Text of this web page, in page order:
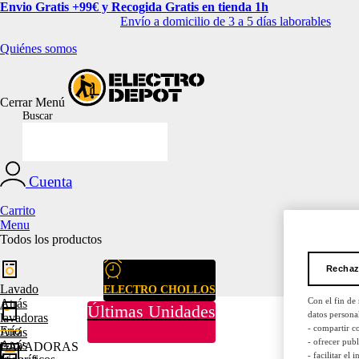
Envio Gratis +99€ y Recogida Gratis en tienda 1h
Envío a domicilio de 3 a 5 días laborables
Quiénes somos
CerrarMenú
Buscar
Cuenta
Carrito
Menu
Todos los productos
ELECTRO CHOLLOS
Últimas Unidades
Lavado
Atrás
lavadoras
Atrás
LAVADORAS
Frío
Atrás
Con el fin de
datos
- compartir
- ofrecer
- facilitar el